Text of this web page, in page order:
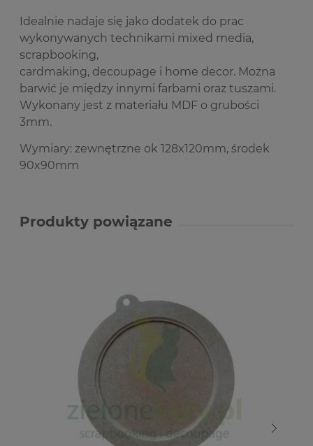
Idealnie nadaje się jako dodatek do prac
wykonywanych technikami mixed media,
scrapbooking,
cardmaking, decoupage i home decor. Można
barwić je między innymi farbami oraz tuszami.
Wykonany jest z materiału MDF o grubości
3mm.
Wymiary: zewnętrzne ok 128x120mm, środek
90x90mm
Produkty powiązane